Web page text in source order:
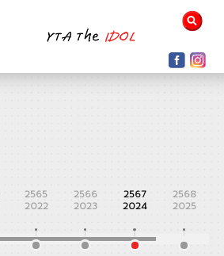
2565
2022
2566
2023
2567
2024
2568
2025